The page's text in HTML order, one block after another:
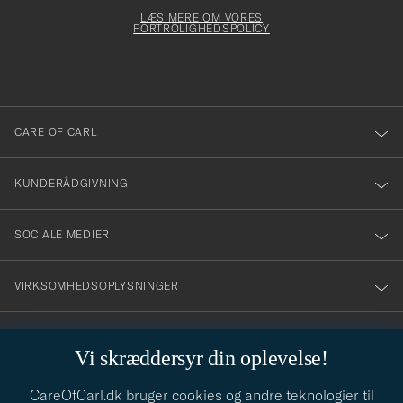
Vi skræddersyr din oplevelse!
CareOfCarl.dk bruger cookies og andre teknologier til
för
dig
till
vårt
nyhetsbrev!
LÆS MERE OM VORES
FORTROLIGHEDSPOLICY
CARE OF CARL
KUNDERÅDGIVNING
SOCIALE MEDIER
VIRKSOMHEDSOPLYSNINGER
Behøver du hjælp til at finde din stil? Lad os hjælpe dig, vi hjælper